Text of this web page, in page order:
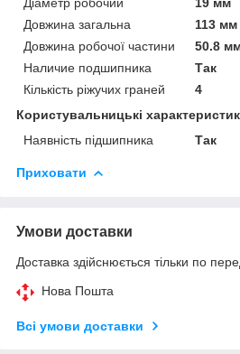
Довжина загальна
113 мм
Довжина робочої частини
50.8
Наличие подшипника
Так
Кількість ріжучих граней
4
Користувальницькі
Наявність підшипника
Так
Приховати
Умови доставки
Доставка здійснюється тільки по
Нова Пошта
Всі умови доставки